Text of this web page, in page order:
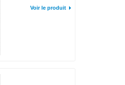
Voir le produit